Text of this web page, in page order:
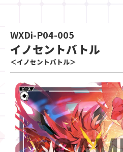
WXDi-P04-005
イノセントバトル
＜イノセントバトル＞